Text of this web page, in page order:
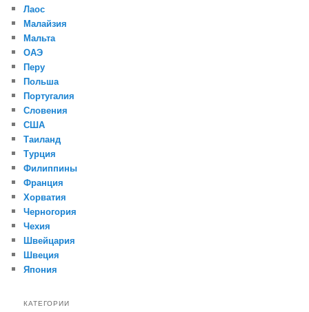
Лаос
Малайзия
Мальта
ОАЭ
Перу
Польша
Португалия
Словения
США
Таиланд
Турция
Филиппины
Франция
Хорватия
Черногория
Чехия
Швейцария
Швеция
Япония
КАТЕГОРИИ